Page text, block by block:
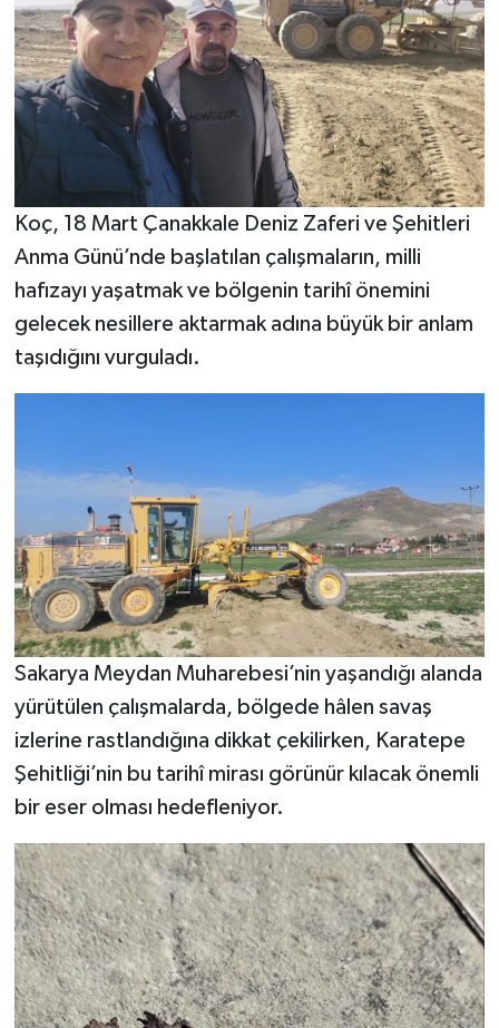
Koç, 18 Mart Çanakkale Deniz Zaferi ve Şehitleri
Anma Günü’nde başlatılan çalışmaların, milli
hafızayı yaşatmak ve bölgenin tarihî önemini
gelecek nesillere aktarmak adına büyük bir anlam
taşıdığını vurguladı.
Sakarya Meydan Muharebesi’nin yaşandığı alanda
yürütülen çalışmalarda, bölgede hâlen savaş
izlerine rastlandığına dikkat çekilirken, Karatepe
Şehitliği’nin bu tarihî mirası görünür kılacak önemli
bir eser olması hedefleniyor.